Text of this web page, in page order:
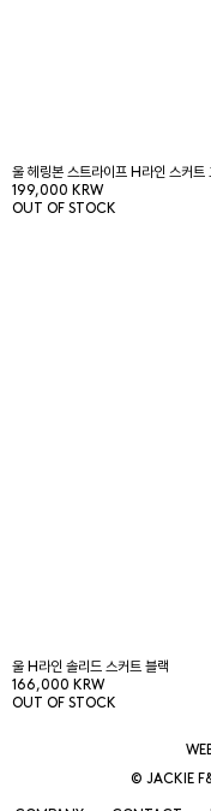
울 헤링본 스트라이프 H라인 스커트
199,000 KRW
OUT OF STOCK
울 H라인 솔리드 스커트 블랙
166,000 KRW
OUT OF STOCK
© JACKIE